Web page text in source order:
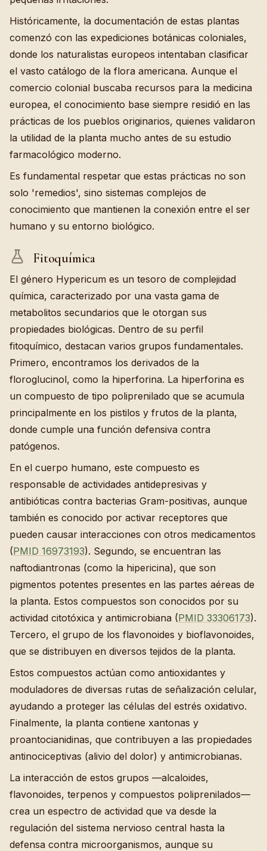
Históricamente, la documentación de estas plantas
comenzó con las expediciones botánicas coloniales,
donde los naturalistas europeos intentaban clasificar
el vasto catálogo de la flora americana. Aunque el
comercio colonial buscaba recursos para la medicina
europea, el conocimiento base siempre residió en las
prácticas de los pueblos originarios, quienes validaron
la utilidad de la planta mucho antes de su estudio
farmacológico moderno.
Es fundamental respetar que estas prácticas no son
solo 'remedios', sino sistemas complejos de
conocimiento que mantienen la conexión entre el ser
humano y su entorno biológico.
Fitoquímica
El género Hypericum es un tesoro de complejidad
química, caracterizado por una vasta gama de
metabolitos secundarios que le otorgan sus
propiedades biológicas. Dentro de su perfil
fitoquímico, destacan varios grupos fundamentales.
Primero, encontramos los derivados de la
floroglucinol, como la hiperforina. La hiperforina es
un compuesto de tipo poliprenilado que se acumula
principalmente en los pistilos y frutos de la planta,
donde cumple una función defensiva contra
patógenos.
En el cuerpo humano, este compuesto es
responsable de actividades antidepresivas y
antibióticas contra bacterias Gram-positivas, aunque
también es conocido por activar receptores que
pueden causar interacciones con otros medicamentos
(PMID 16973193). Segundo, se encuentran las
naftodiantronas (como la hipericina), que son
pigmentos potentes presentes en las partes aéreas de
la planta. Estos compuestos son conocidos por su
actividad citotóxica y antimicrobiana (PMID 33306173).
Tercero, el grupo de los flavonoides y bioflavonoides,
que se distribuyen en diversos tejidos de la planta.
Estos compuestos actúan como antioxidantes y
moduladores de diversas rutas de señalización celular,
ayudando a proteger las células del estrés oxidativo.
Finalmente, la planta contiene xantonas y
proantocianidinas, que contribuyen a las propiedades
antinociceptivas (alivio del dolor) y antimicrobianas.
La interacción de estos grupos —alcaloides,
flavonoides, terpenos y compuestos poliprenilados—
crea un espectro de actividad que va desde la
regulación del sistema nervioso central hasta la
defensa contra microorganismos, aunque su